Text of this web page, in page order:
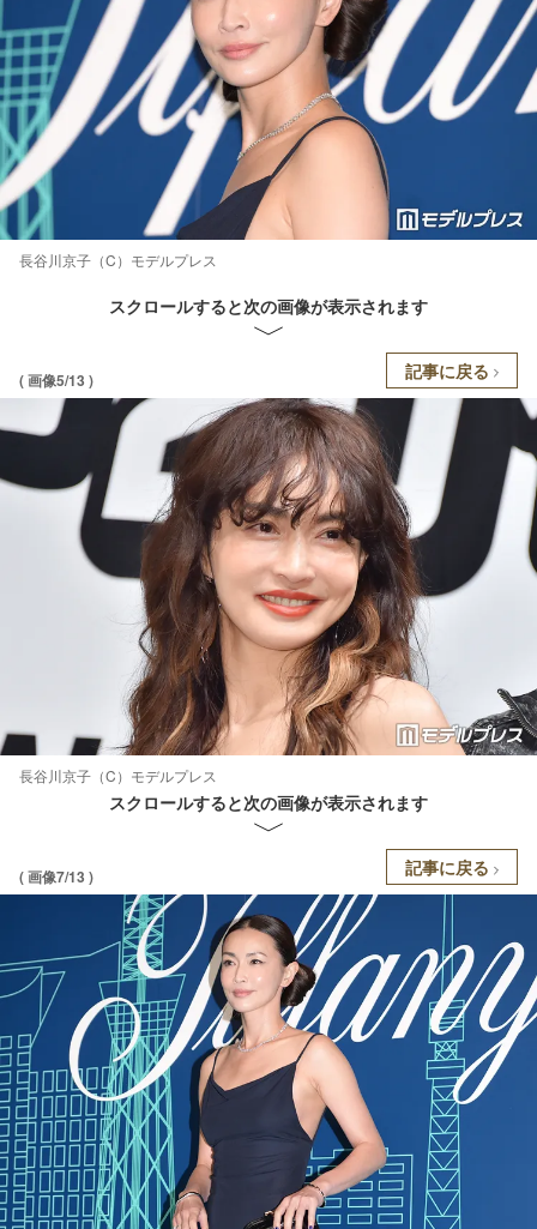
長谷川京子（C）モデルプレス
スクロールすると次の画像が表示されます
( 画像5/13 ) 記事に戻る
長谷川京子（C）モデルプレス
スクロールすると次の画像が表示されます
( 画像7/13 ) 記事に戻る